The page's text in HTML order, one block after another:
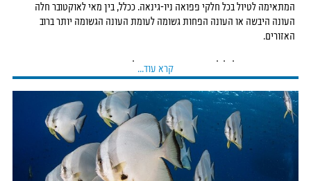
המתאימה לטיול בכל חלקי פפואה ניו-גינאה. ככלל, בין מאי לאוקטובר חלה
העונה היבשה או העונה הפחות גשומה לעומת העונה הגשומה יותר ברוב
האזורים.
התקופה הטובה לצלילה במדינה היא בין מאי לספטמבר.
כדאי לבדוק תאריכי הפסטיבלים ולנסות ולתאם את החופשה בהתאם.
ניתן להרגיש את פפואה גם דרך סרטי הפרסום
הממשלתיים ולהבין את ייחוד המקום.לצפייה
קרא עוד...